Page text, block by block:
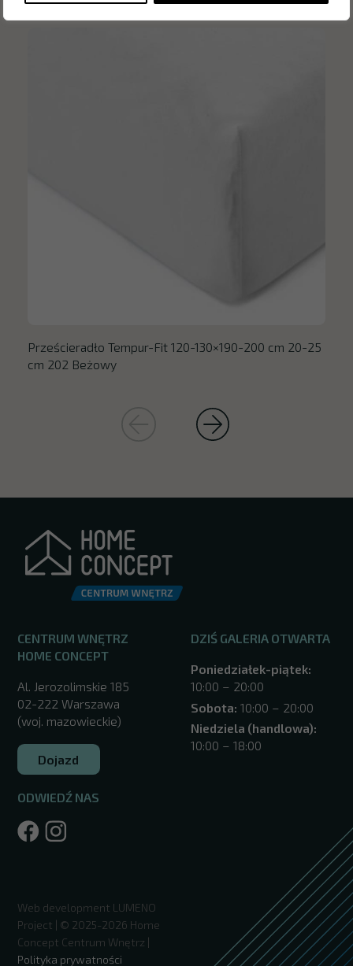
Prześcieradło Tempur-Fit 120-130×190-200 cm 20-25
cm 202 Beżowy
CENTRUM WNĘTRZ
HOME CONCEPT
Al. Jerozolimskie 185
02-222 Warszawa
(woj. mazowieckie)
Dojazd
ODWIEDŹ NAS
DZIŚ GALERIA OTWARTA
Poniedziałek-piątek:
10:00 – 20:00
Sobota: 10:00 – 20:00
Niedziela (handlowa):
10:00 – 18:00
Web development LUMENO
Project | © 2025-2026 Home
Concept Centrum Wnętrz |
Polityka prywatności